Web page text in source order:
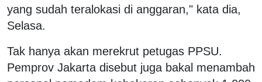
yang sudah teralokasi di anggaran," kata dia,
Selasa.
Tak hanya akan merekrut petugas PPSU.
Pemprov Jakarta disebut juga bakal menambah